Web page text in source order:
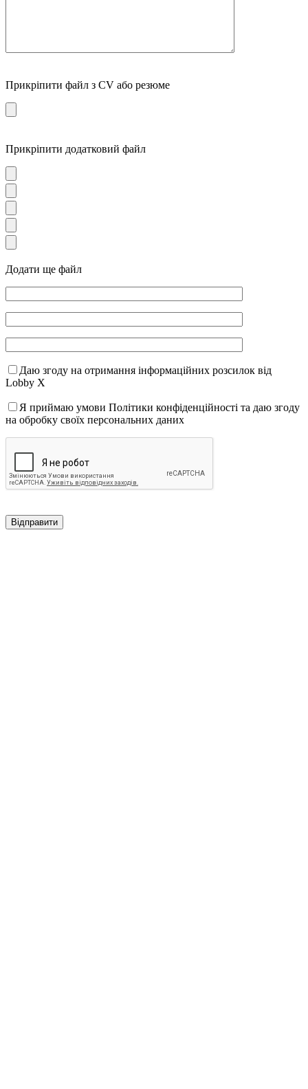
Прикріпити файл з CV або резюме
Прикріпити додатковий файл
Додати ще файл
Даю згоду на отримання інформаційних розсилок від
Lobby X
Я приймаю умови Політики конфіденційності та даю згоду
на обробку своїх персональних даних